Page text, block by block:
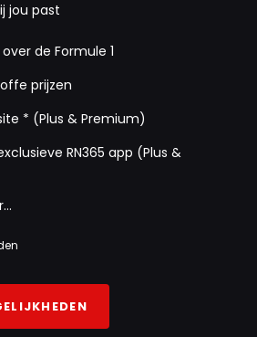
jou past
de Formule 1
prijzen
* (Plus & Premium)
RN365 app (Plus &